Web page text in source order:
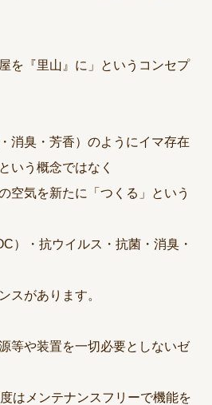
を『里山』に」というコンセプ
消臭・芳香）のようにイマ存在
いう概念ではなく
空気を新たに「つくる」という
）・抗ウイルス・抗菌・消臭・
スがあります。
等や装置を一切必要としないゼ
はメンテナンスフリーで機能を